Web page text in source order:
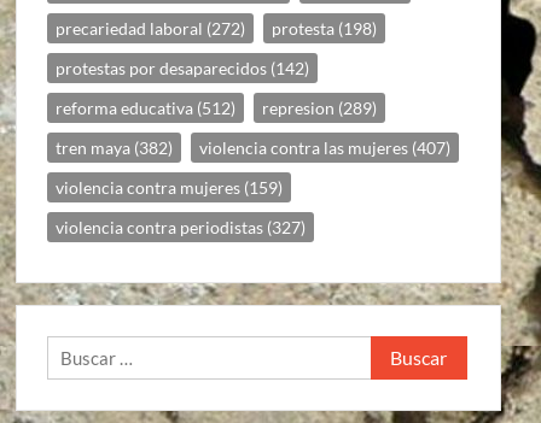
precariedad laboral (272) protesta (198)
protestas por desaparecidos (142)
reforma educativa (512) represion (289)
tren maya (382) violencia contra las mujeres (407)
violencia contra mujeres (159)
violencia contra periodistas (327)
Buscar: